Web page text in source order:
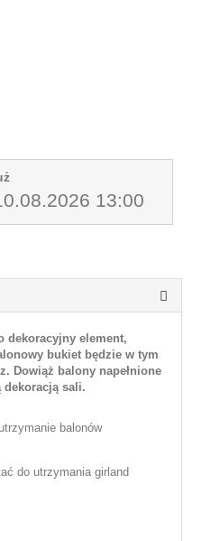
13:00
dekoracyjny element,
bukiet będzie w tym
Dowiąż balony napełnione
dekoracją sali.
balonów
do utrzymania girland